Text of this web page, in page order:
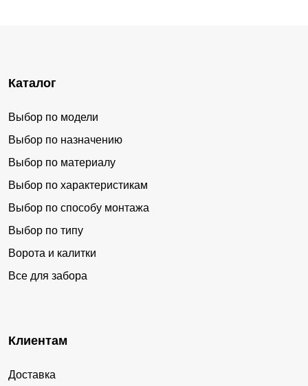
Каталог
Выбор по модели
Выбор по назначению
Выбор по материалу
Выбор по характеристикам
Выбор по способу монтажа
Выбор по типу
Ворота и калитки
Все для забора
Клиентам
Доставка